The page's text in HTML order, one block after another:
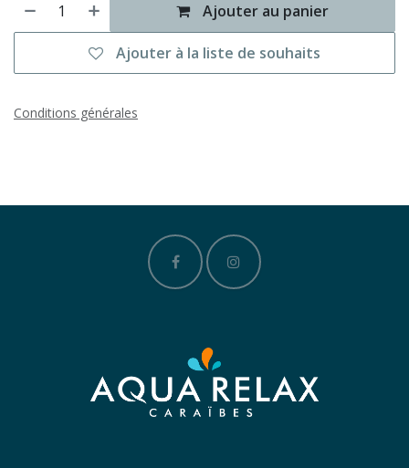
Ajouter au panier
Ajouter à la liste de souhaits
Conditions générales